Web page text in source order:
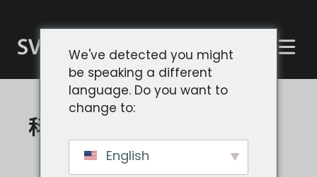
简体中文
English
Español
科尔特兹山市中心街区视频
科尔特斯山区指南
We've detected you might
be speaking a different
language. Do you want to
change to:
English